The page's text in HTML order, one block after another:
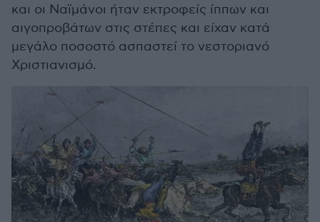
και οι Ναϊμάνοι ήταν εκτροφείς ίππων και
αιγοπροβάτων στις στέπες και είχαν κατά
μεγάλο ποσοστό ασπαστεί το νεστοριανό
Χριστιανισμό.